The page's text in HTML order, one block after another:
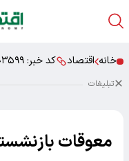
خانه اقتصاد کد خبر:
تبلیغات
معوقات